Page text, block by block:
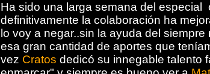
Ha sido una larga semana del
definitivamente la colaboración ha
lo voy a negar..sin la ayuda del siempre
esa gran cantidad de aportes que
vez Cratos dedicó su innegable talento